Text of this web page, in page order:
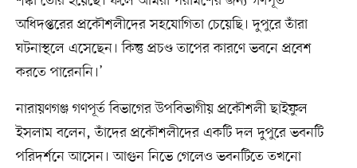
অধিদপ্তরের প্রকৌশলীদের সহযোগিতা চেয়েছি। দুপুরে তাঁরা
ঘটনাস্থলে এসেছেন। কিন্তু প্রচণ্ড তাপের কারণে ভবনে প্রবেশ
করতে পারেননি।’
নারায়ণগঞ্জ গণপূর্ত বিভাগের উপবিভাগীয় প্রকৌশলী ছাইফুল
ইসলাম বলেন, তাঁদের প্রকৌশলীদের একটি দল দুপুরে ভবনটি
পরিদর্শনে আসেন। আগুন নিভে গেলেও ভবনটিতে তখনো